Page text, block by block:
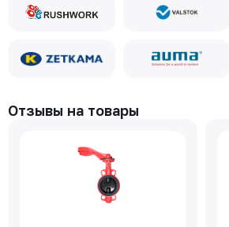
Отзывы на товары